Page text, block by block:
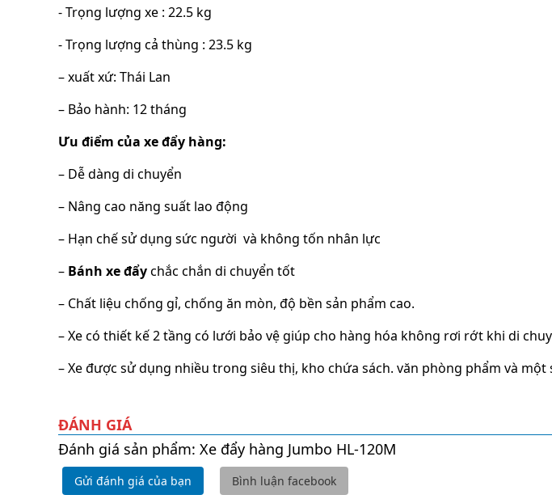
- Trọng lượng xe : 22.5 kg
- Trọng lượng cả thùng : 23.5 kg
– xuất xứ: Thái Lan
– Bảo hành: 12 tháng
Ưu điểm của xe đẩy hàng:
– Dễ dàng di chuyển
– Nâng cao năng suất lao động
– Hạn chế sử dụng sức người và không tốn nhân lực
– Bánh xe đẩychắc chắn di chuyển tốt
– Chất liệu chống gỉ, chống ăn mòn, độ bền sản phẩm cao.
– Xe có thiết kế 2 tầng có lưới bảo vệ giúp cho hàng hóa không rơi rớt khi di
– Xe được sử dụng nhiều trong siêu thị, kho chứa sách. văn phòng phẩm và một
ĐÁNH GIÁ
Đánh giá sản phẩm: Xe đẩy hàng Jumbo HL-120M
Gửi đánh giá của bạn Bình luận facebook